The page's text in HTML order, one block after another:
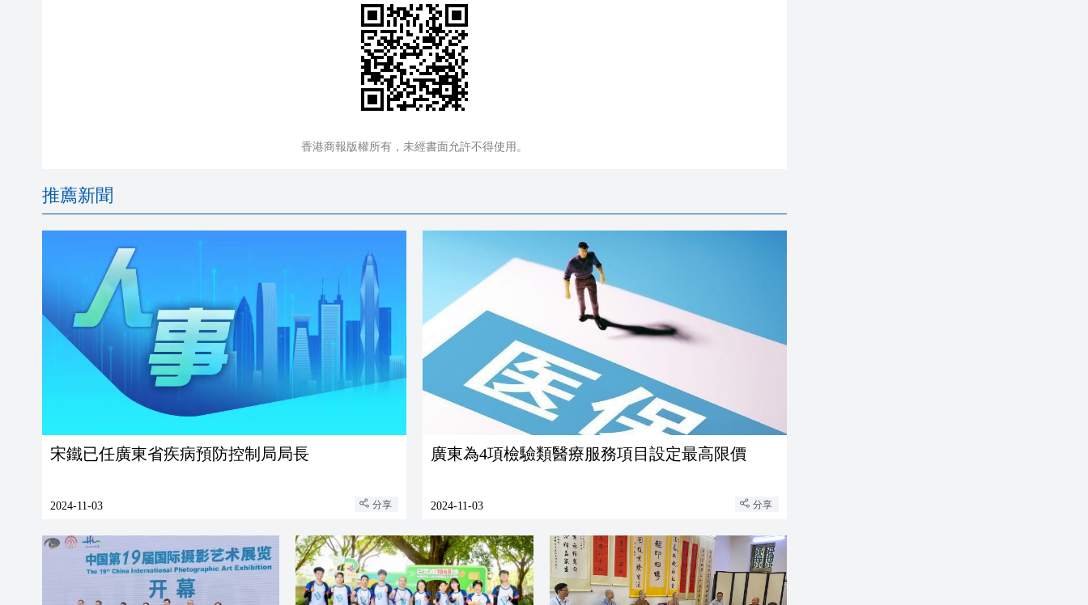
香港商報版權所有，未經書面允許不得使用。
推薦新聞
宋鐵已任廣東省疾病預防控制局局長
2024-11-03 分享
廣東為4項檢驗類醫療服務項目設定最高限價
2024-11-03 分享